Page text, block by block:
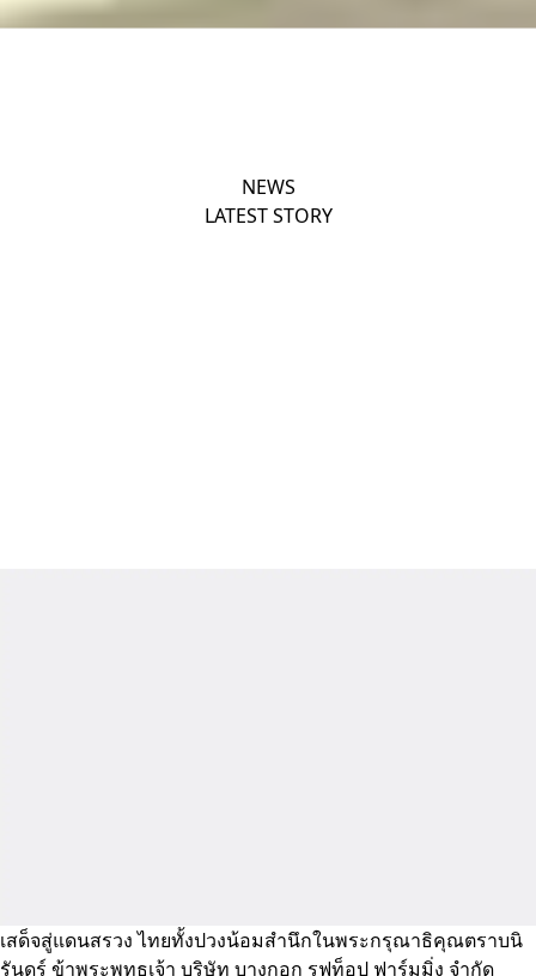
NEWS
LATEST STORY
เสด็จสู่แดนสรวง ไทยทั้งปวงน้อมสำนึกในพระกรุณาธิคุณตราบนิ
รันดร์ ข้าพระพุทธเจ้า บริษัท บางกอก รูฟท็อป ฟาร์มมิ่ง จำกัด